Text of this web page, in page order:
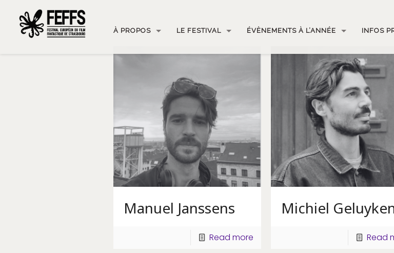
À PROPOS LE FESTIVAL ÉVÈNEMENTS À L’ANNÉE INFOS
Manuel Janssens
Read more
Michiel
Read